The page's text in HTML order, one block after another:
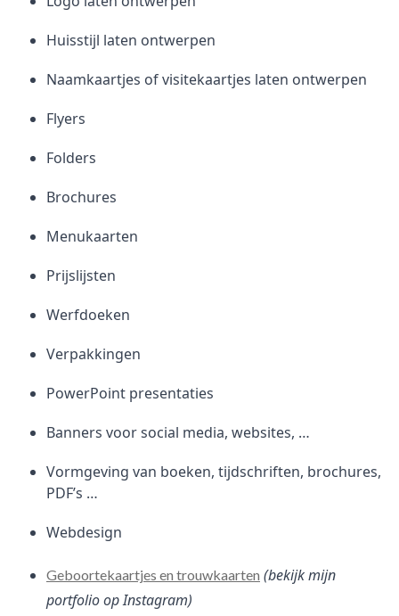
Huisstijl laten ontwerpen
Naamkaartjes of visitekaartjes laten ontwerpen
Flyers
Folders
Brochures
Menukaarten
Prijslijsten
Werfdoeken
Verpakkingen
PowerPoint presentaties
Banners voor social media, websites, …
Vormgeving van boeken, tijdschriften, brochures,
PDF’s …
Webdesign
Geboortekaartjes en trouwkaarten (bekijk mijn
portfolio op Instagram)